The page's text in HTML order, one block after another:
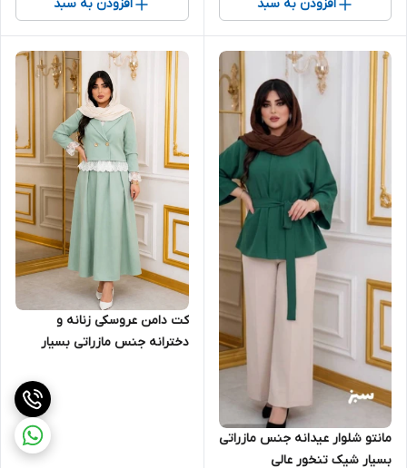
افزودن به سبد افزودن به سبد
مانتو شلوار عیدانه جنس مازراتی
بسیار شیک تنخور عالی
کت دامن عروسکی زنانه و
دخترانه جنس مازراتی بسیار